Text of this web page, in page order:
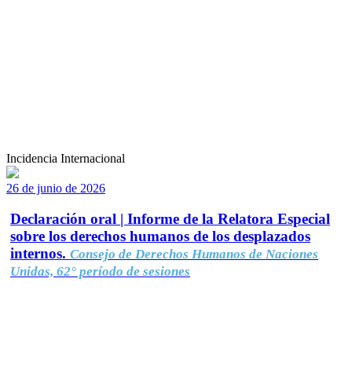
Incidencia Internacional
26 de junio de 2026
Declaración oral | Informe de la Relatora Especial
sobre los derechos humanos de los desplazados
internos. Consejo de Derechos Humanos de Naciones
Unidas, 62° período de sesiones